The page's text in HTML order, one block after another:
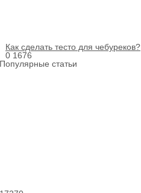
Как сделать тесто для чебуреков?
0 1676
Популярные статьи